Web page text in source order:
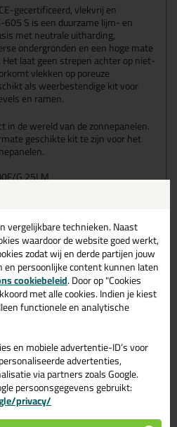
gecertificeerd, vlekvrij en
S is een duurzame lijm- en
met neutrale uitharding,
ondergronden en een hoge mate
laat geen strepen achter op niet-
vlekken op poreuze
als weerbestendige kit voor
en ramen.
in de wereld van de zonnepanelen.
geschikte kit te zijn voor het
G 25LM
tot 50%
6 t/m 40 mm
+40° C
C
vergelijkbare technieken. Naast
waardoor de website goed werkt,
zodat wij en derde partijen jouw
persoonlijke content kunnen laten
cookiebeleid. Door op "Cookies
met alle cookies. Indien je kiest
functionele en analytische
en mobiele advertentie-ID’s voor
advertenties,
via partners zoals Google.
persoonsgegevens gebruikt:
privacy/